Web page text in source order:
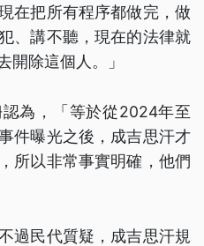
在把所有程序都做完，做
、講不聽，現在的法律就
開除這個人。」
為，「等於從2024年至
件曝光之後，成吉思汗才
所以非常事實明確，他們
過民代質疑，成吉思汗規